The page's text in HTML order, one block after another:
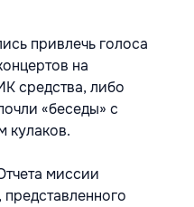
привлечь голоса
на
средства, либо
«беседы» с
кулаков.
миссии